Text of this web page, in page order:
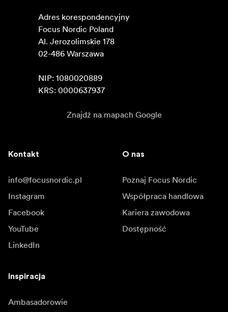
Adres korespondencyjny
Focus Nordic Poland
Al. Jerozolimskie 178
02-486 Warszawa
NIP: 1080020889
KRS: 0000637937
Znajdź na mapach Google
Kontakt
info@focusnordic.pl
Instagram
Facebook
YouTube
LinkedIn
O nas
Poznaj Focus Nordic
Współpraca handlowa
Kariera zawodowa
Dostępność
Inspiracja
Ambasadorowie